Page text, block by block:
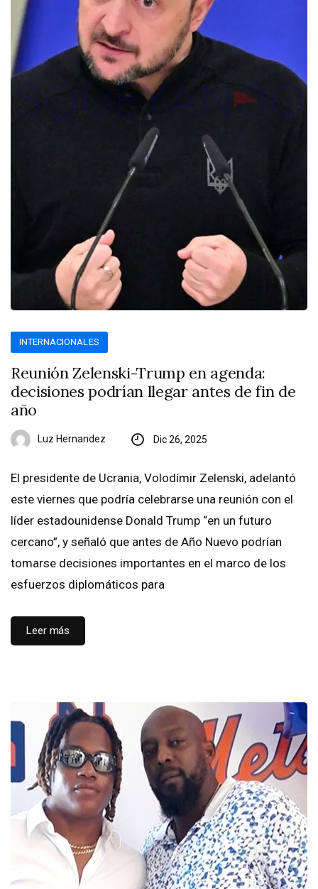
INTERNACIONALES
Reunión Zelenski-Trump en agenda:
decisiones podrían llegar antes de fin de
año
Luz Hernandez Dic 26, 2025
El presidente de Ucrania, Volodímir Zelenski, adelantó
este viernes que podría celebrarse una reunión con el
líder estadounidense Donald Trump “en un futuro
cercano”, y señaló que antes de Año Nuevo podrían
tomarse decisiones importantes en el marco de los
esfuerzos diplomáticos para
Leer más